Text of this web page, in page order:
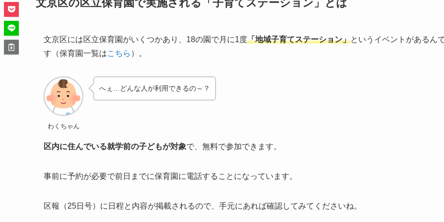
文京区の区立保育園で実施される「子育てステーション」とは
文京区には区立保育園がいくつかあり、18の園で月に1度「地域子育てステーション」というイベントがあるん
す（保育園一覧はこちら ）。
わくちゃん
へぇ…どんな人が利用できるの～？
区内に住んでいる就学前の子どもが対象で、無料で参加できます。
事前に予約が必要で前日までに保育園に電話する ことになっています。
区報（25日号）に日程と内容が掲載されるので、手元にあれば確認してみてくださいね。